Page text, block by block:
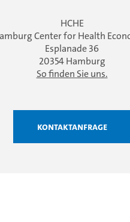
HCHE
Center for Health
Esplanade 36
20354 Hamburg
So finden Sie uns.
Kontaktanfrage